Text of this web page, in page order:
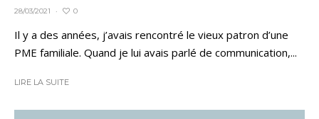
28/03/2021 · 0
Il y a des années, j’avais rencontré le vieux patron d’une
PME familiale. Quand je lui avais parlé de communication,...
LIRE LA SUITE